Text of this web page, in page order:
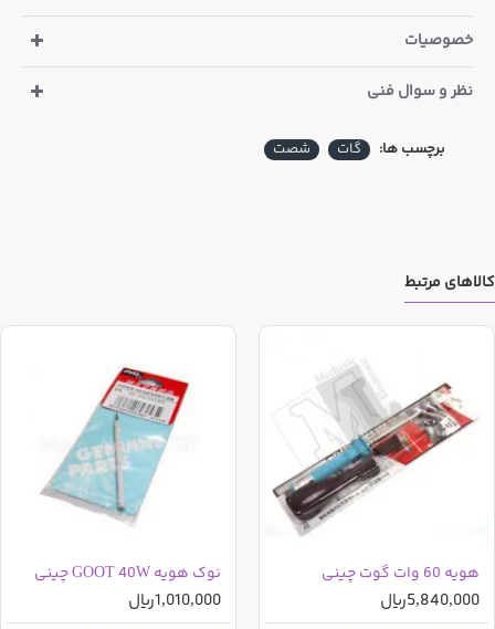
خصوصیات
نظر و سوال فنی
برچسب ها: گات شصت
کالاهای مرتبط
هویه 60 وات گوت چینی
5,840,000ریال
نوک هویه GOOT 40W چینی
1,010,000ریال